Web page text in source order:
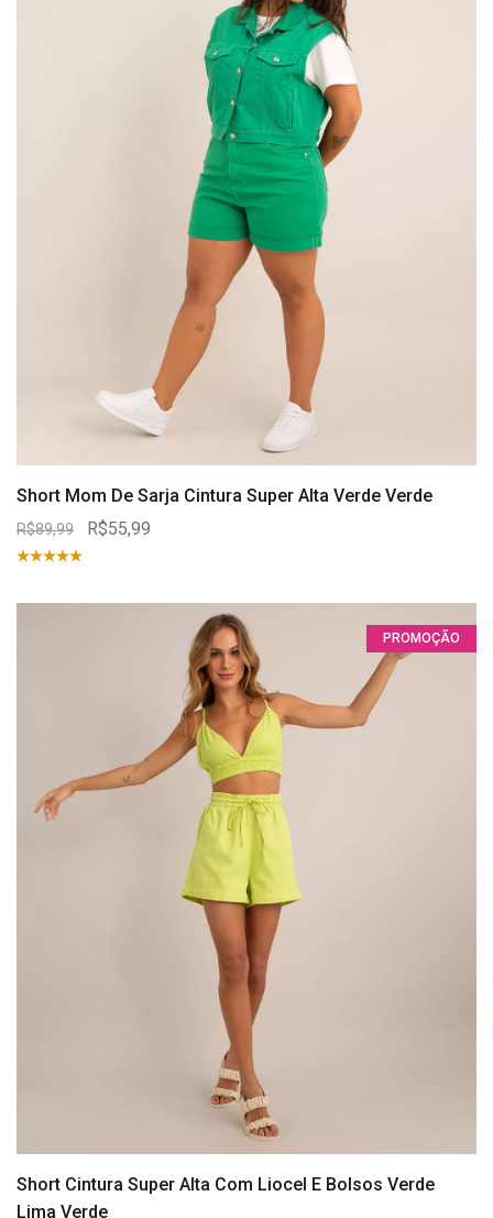
Short Mom De Sarja Cintura Super Alta Verde Verde
R$89,99 R$55,99
PROMOÇÃO
Short Cintura Super Alta Com Liocel E Bolsos Verde
Lima Verde